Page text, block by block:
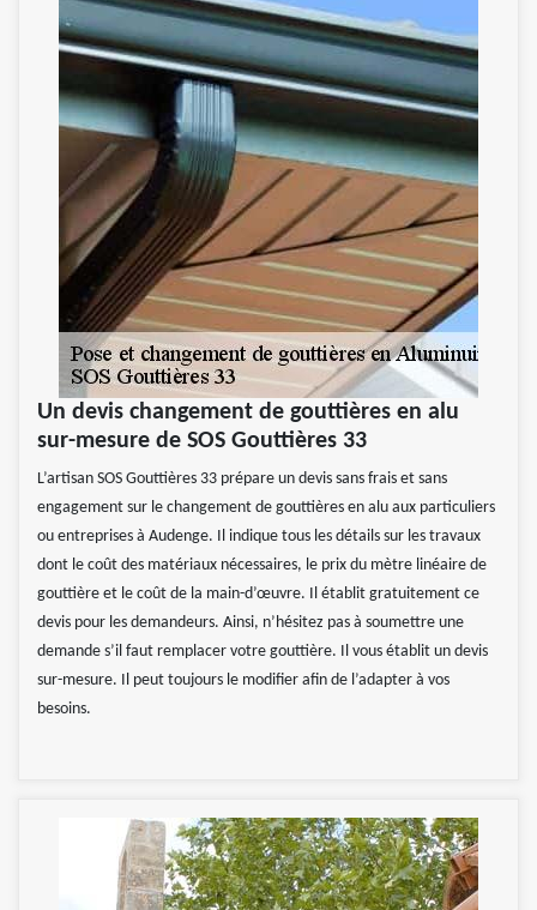
Un devis changement de gouttières en alu
sur-mesure de SOS Gouttières 33
L’artisan SOS Gouttières 33 prépare un devis sans frais et sans
engagement sur le changement de gouttières en alu aux particuliers
ou entreprises à Audenge. Il indique tous les détails sur les travaux
dont le coût des matériaux nécessaires, le prix du mètre linéaire de
gouttière et le coût de la main-d’œuvre. Il établit gratuitement ce
devis pour les demandeurs. Ainsi, n’hésitez pas à soumettre une
demande s’il faut remplacer votre gouttière. Il vous établit un devis
sur-mesure. Il peut toujours le modifier afin de l’adapter à vos
besoins.